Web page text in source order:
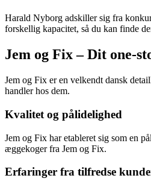
Harald Nyborg adskiller sig fra
forskellig kapacitet, så du kan finde
Jem og Fix – Dit one-
Jem og Fix er en velkendt dansk
handler hos dem.
Kvalitet og pålidelighed
Jem og Fix har etableret sig som en
æggekoger fra Jem og Fix.
Erfaringer fra tilfredse